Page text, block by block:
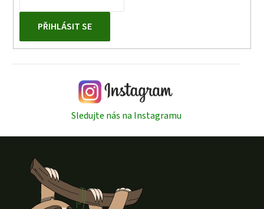
PŘIHLÁSIT SE
Sledujte nás na Instagramu